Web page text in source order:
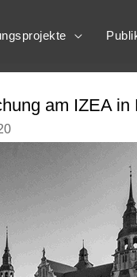
am IZEA in